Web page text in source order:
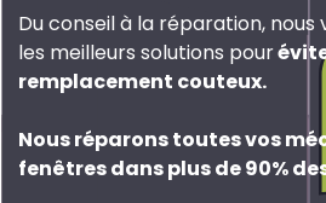
Du conseil à la réparation, nous
les meilleurs solutions pour
remplacement couteux.
Nous réparons toutes vos
fenêtres dans plus de 90%